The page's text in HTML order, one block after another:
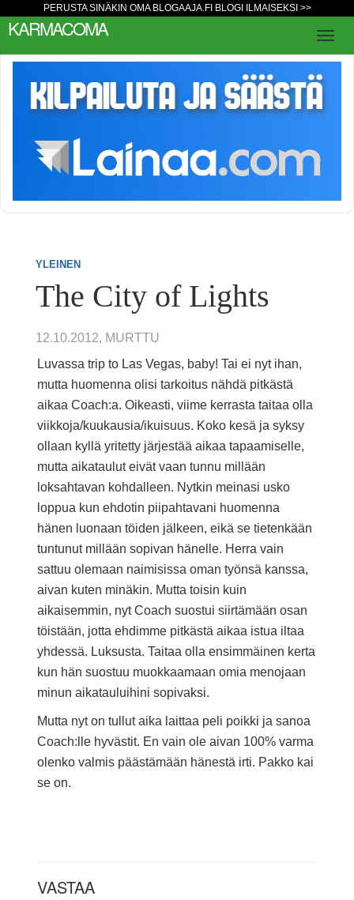
PERUSTA SINÄKIN OMA BLOGAAJA.FI BLOGI ILMAISEKSI >>
KARMACOMA
YLEINEN
The City of Lights
12.10.2012, MURTTU
Luvassa trip to Las Vegas, baby! Tai ei nyt ihan,
mutta huomenna olisi tarkoitus nähdä pitkästä
aikaa Coach:a. Oikeasti, viime kerrasta taitaa olla
viikkoja/kuukausia/ikuisuus. Koko kesä ja syksy
ollaan kyllä yritetty järjestää aikaa tapaamiselle,
mutta aikataulut eivät vaan tunnu millään
loksahtavan kohdalleen. Nytkin meinasi usko
loppua kun ehdotin piipahtavani huomenna
hänen luonaan töiden jälkeen, eikä se tietenkään
tuntunut millään sopivan hänelle. Herra vain
sattuu olemaan naimisissa oman työnsä kanssa,
aivan kuten minäkin. Mutta toisin kuin
aikaisemmin, nyt Coach suostui siirtämään osan
töistään, jotta ehdimme pitkästä aikaa istua iltaa
yhdessä. Luksusta. Taitaa olla ensimmäinen kerta
kun hän suostuu muokkaamaan omia menojaan
minun aikatauluihini sopivaksi.
Mutta nyt on tullut aika laittaa peli poikki ja sanoa
Coach:lle hyvästit. En vain ole aivan 100% varma
olenko valmis päästämään hänestä irti. Pakko kai
se on.
VASTAA